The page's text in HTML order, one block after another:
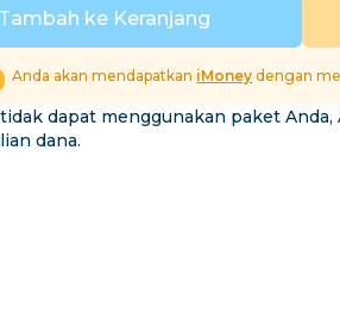
Jelajahi Semua Destinasi
Tambah ke Keranjang
Anda akan mendapatkan iMoney dengan
dapat menggunakan paket
dana.